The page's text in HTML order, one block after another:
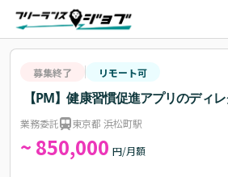
募集終了 リモート可
【PM】健康習慣促進アプリのディ
業務委託 東京都 浜松町駅
~ 850,000 円/月額